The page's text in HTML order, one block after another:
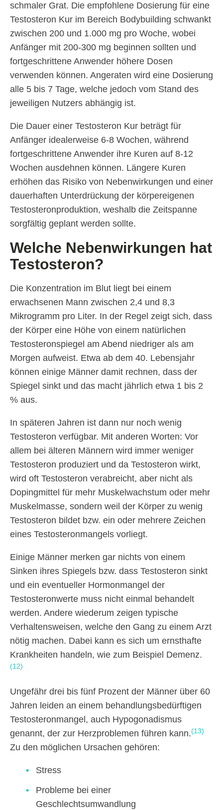
schmaler Grat. Die empfohlene Dosierung für eine
Testosteron Kur im Bereich Bodybuilding schwankt
zwischen 200 und 1.000 mg pro Woche, wobei
Anfänger mit 200-300 mg beginnen sollten und
fortgeschrittene Anwender höhere Dosen
verwenden können. Angeraten wird eine Dosierung
alle 5 bis 7 Tage, welche jedoch vom Stand des
jeweiligen Nutzers abhängig ist.
Die Dauer einer Testosteron Kur beträgt für
Anfänger idealerweise 6-8 Wochen, während
fortgeschrittene Anwender ihre Kuren auf 8-12
Wochen ausdehnen können. Längere Kuren
erhöhen das Risiko von Nebenwirkungen und einer
dauerhaften Unterdrückung der körpereigenen
Testosteronproduktion, weshalb die Zeitspanne
sorgfältig geplant werden sollte.
Welche Nebenwirkungen hat
Testosteron?
Die Konzentration im Blut liegt bei einem
erwachsenen Mann zwischen 2,4 und 8,3
Mikrogramm pro Liter. In der Regel zeigt sich, dass
der Körper eine Höhe von einem natürlichen
Testosteronspiegel am Abend niedriger als am
Morgen aufweist. Etwa ab dem 40. Lebensjahr
können einige Männer damit rechnen, dass der
Spiegel sinkt und das macht jährlich etwa 1 bis 2
% aus.
In späteren Jahren ist dann nur noch wenig
Testosteron verfügbar. Mit anderen Worten: Vor
allem bei älteren Männern wird immer weniger
Testosteron produziert und da Testosteron wirkt,
wird oft Testosteron verabreicht, aber nicht als
Dopingmittel für mehr Muskelwachstum oder mehr
Muskelmasse, sondern weil der Körper zu wenig
Testosteron bildet bzw. ein oder mehrere Zeichen
eines Testosteronmangels vorliegt.
Einige Männer merken gar nichts von einem
Sinken ihres Spiegels bzw. dass Testosteron sinkt
und ein eventueller Hormonmangel der
Testosteronwerte muss nicht einmal behandelt
werden. Andere wiederum zeigen typische
Verhaltensweisen, welche den Gang zu einem Arzt
nötig machen. Dabei kann es sich um ernsthafte
Krankheiten handeln, wie zum Beispiel Demenz.
(12)
Ungefähr drei bis fünf Prozent der Männer über 60
Jahren leiden an einem behandlungsbedürftigen
Testosteronmangel, auch Hypogonadismus
genannt, der zur Herzproblemen führen kann.(13)
Zu den möglichen Ursachen gehören:
Stress
Probleme bei einer
Geschlechtsumwandlung